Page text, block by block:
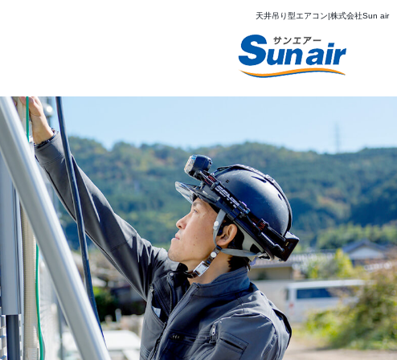
天井吊り型エアコン|株式会社Sun air